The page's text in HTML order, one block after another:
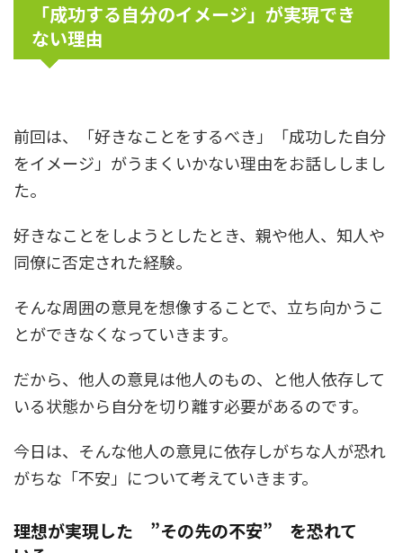
「成功する自分のイメージ」が実現でき
ない理由
前回は、「好きなことをするべき」「成功した自分
をイメージ」がうまくいかない理由をお話ししまし
た。
好きなことをしようとしたとき、親や他人、知人や
同僚に否定された経験。
そんな周囲の意見を想像することで、立ち向かうこ
とができなくなっていきます。
だから、他人の意見は他人のもの、と他人依存して
いる状態から自分を切り離す必要があるのです。
今日は、そんな他人の意見に依存しがちな人が恐れ
がちな「不安」について考えていきます。
理想が実現した ”その先の不安” を恐れて